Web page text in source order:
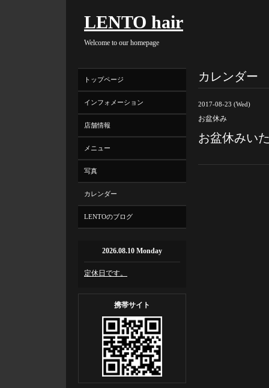
LENTO hair
Welcome to our homepage
カレンダー
2017-08-23 (Wed)
お盆休み
お盆休みい
トップページ
インフォメーション
店舗情報
メニュー
写真
カレンダー
LENTOのブログ
2026.08.10 Monday
定休日です。
携帯サイト